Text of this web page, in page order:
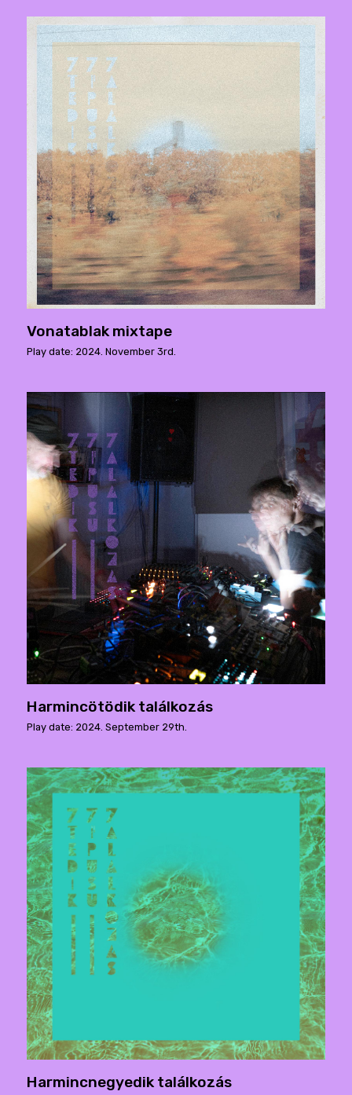
Vonatablak mixtape
Play date: 2024. November 3rd.
Harmincötödik találkozás
Play date: 2024. September 29th.
Harmincnegyedik találkozás